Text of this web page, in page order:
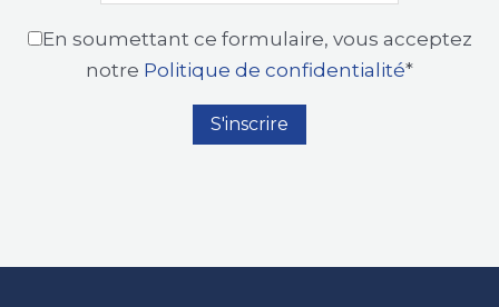
En soumettant ce formulaire, vous acceptez
notre Politique de confidentialité*